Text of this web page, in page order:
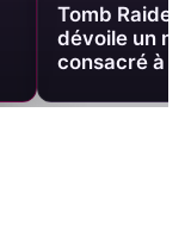
Tomb
dévoile un
consacré à